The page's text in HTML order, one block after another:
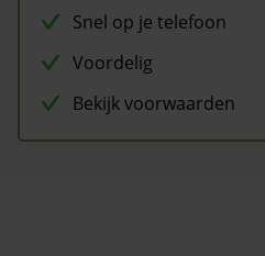
Snel op je telefoon
Voordelig
Bekijk voorwaarden